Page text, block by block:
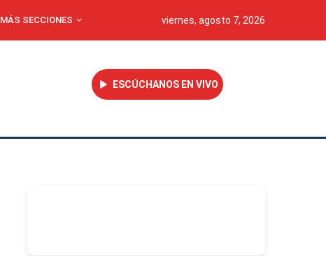
MÁS SECCIONES viernes, agosto 7, 2026
ESCÚCHANOS EN VIVO